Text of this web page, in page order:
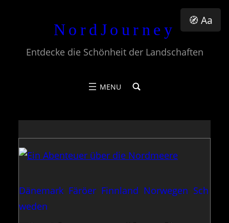
NordJourney
Entdecke die Schönheit der Landschaften
Dänemark Färöer Finnland Norwegen Sch
weden
🧭 Aa